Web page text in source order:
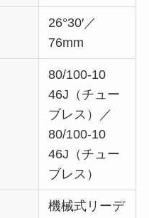
26°30′／
76mm
80/100-10
46J（チュー
ブレス）／
80/100-10
46J（チュー
ブレス）
機械式リーデ